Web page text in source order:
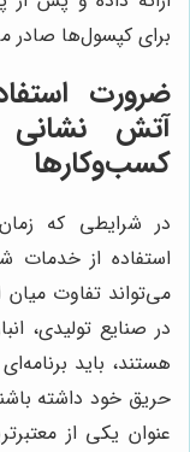
برای کپسول‌ها صادر
ضرورت
آتش
کسب‌وکارها
در شرایطی که
استفاده از
می‌تواند تفاوت
در صنایع تولیدی،
هستند، باید
حریق خود داشته
عنوان یکی از